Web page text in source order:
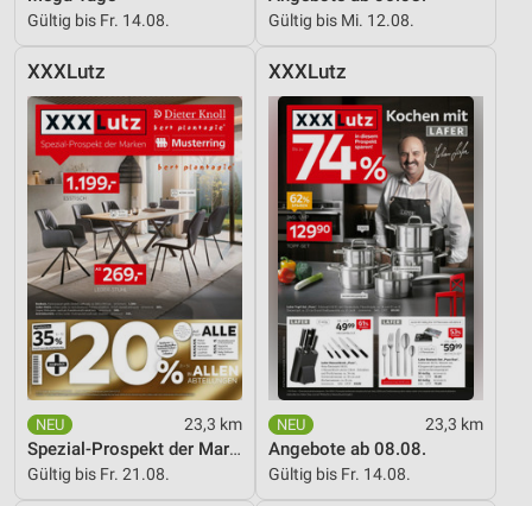
Gültig bis Fr. 14.08. Gültig bis Mi. 12.08.
XXXLutz
23,3 km
Spezial-Prospekt der Marken
Gültig bis Fr. 21.08.
XXXLutz
23,3 km
Angebote ab 08.08.
Gültig bis Fr. 14.08.
Messung der Performance von Inhalten
Analyse von Zielgruppen durch Statistiken oder
Kombinationen von Daten aus verschiedenen
Quellen
Entwicklung und Verbesserung der Angebote
Verwendung reduzierter Daten zur Auswahl von
Inhalten
IAB-Besonderheiten:
Verwendung genauer Standortdaten
Geräte anhand von aktiv angeforderten
Informationen identifizieren
Nicht-IAB-Verarbeitungszwecke:
Notwendig